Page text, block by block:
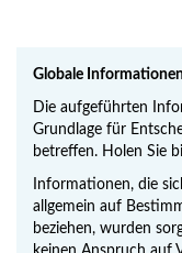
Globale
Die aufgeführten
Grundlage für
betreffen. Holen Sie
Informationen, die
allgemein auf
beziehen, wurden